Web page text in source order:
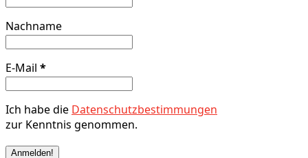
Nachname
E-Mail *
Ich habe die Datenschutzbestimmungen
zur Kenntnis genommen.